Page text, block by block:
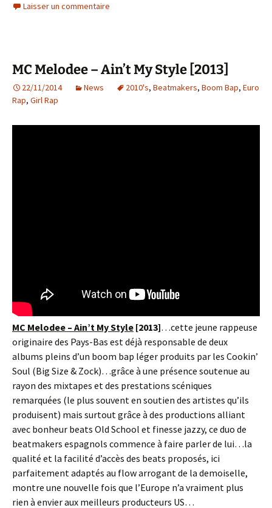
tt b
k
p
n
k
ta
Laisser un commentaire
MC Melodee – Ain’t My Style [2013]
22/11/2014 News 2010's, Beatmakers, Boom Bap, Euro
Rap, Girl Rap
MC Melodee – Ain’t My Style [2013]…cette jeune rappeuse
originaire des Pays-Bas est déjà responsable de deux
albums pleins d’un boom bap léger produits par les Cookin’
Soul (Big Size & Zock)…grâce à une présence soutenue au
rayon des mixtapes et des prestations scéniques
remarquées (le plus souvent en soutien des artistes qu’ils
produisent) mais surtout grâce à des productions alliant
avec bonheur beats Old School et finesse jazzy, ce duo de
beatmakers espagnols commence à faire parler de lui…la
qualité et la facilité d’accès des beats proposés, ici
parfaitement adaptés au flow arrogant de la demoiselle,
montre une nouvelle fois que l’Europe n’a vraiment plus
rien à envier aux meilleurs producteurs US…